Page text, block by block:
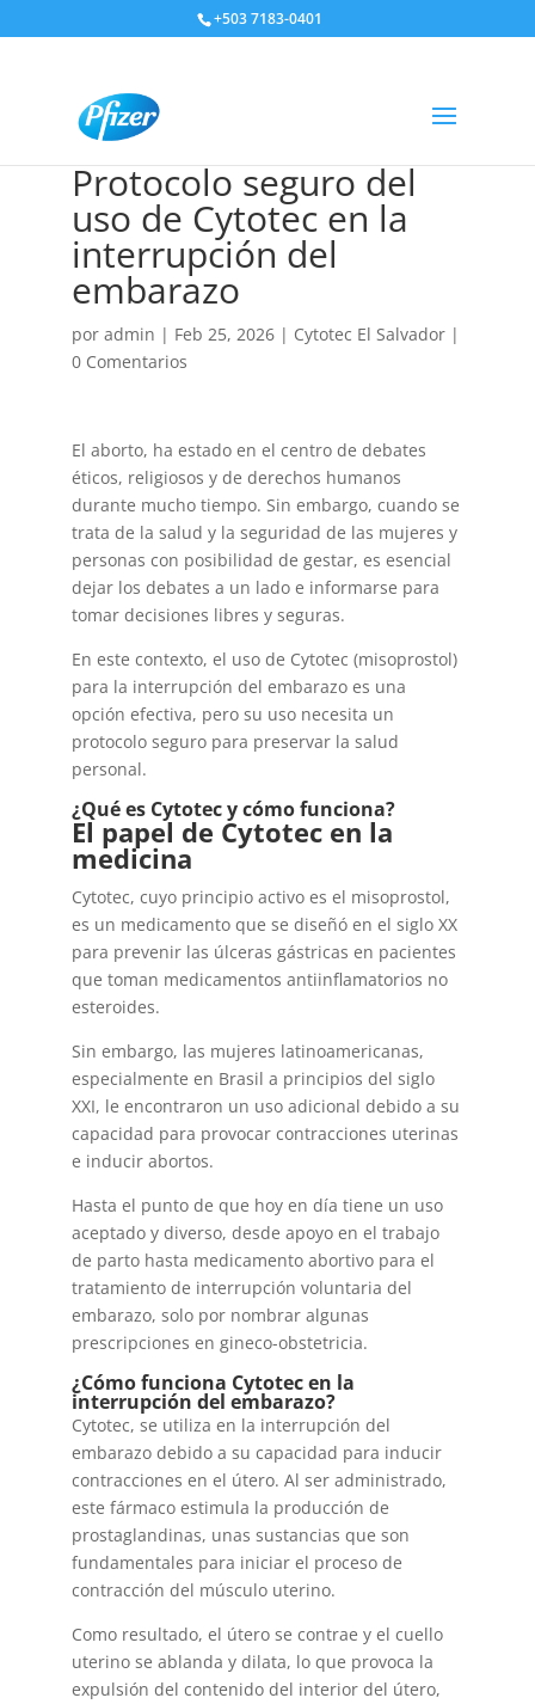
+503 7183-0401
Protocolo seguro del
uso de Cytotec en la
interrupción del
embarazo
por admin | Feb 25, 2026| Cytotec El Salvador|
0 Comentarios
El aborto, ha estado en el centro de debates
éticos, religiosos y de derechos humanos
durante mucho tiempo. Sin embargo, cuando se
trata de la salud y la seguridad de las mujeres y
personas con posibilidad de gestar, es esencial
dejar los debates a un lado e informarse para
tomar decisiones libres y seguras.
En este contexto, el uso de Cytotec (misoprostol)
para la interrupción del embarazo es una
opción efectiva, pero su uso necesita un
protocolo seguro para preservar la salud
personal.
¿Qué es Cytotec y cómo funciona?
El papel de Cytotec en la
medicina
Cytotec, cuyo principio activo es el misoprostol,
es un medicamento que se diseñó en el siglo XX
para prevenir las úlceras gástricas en pacientes
que toman medicamentos antiinflamatorios no
esteroides.
Sin embargo, las mujeres latinoamericanas,
especialmente en Brasil a principios del siglo
XXI, le encontraron un uso adicional debido a su
capacidad para provocar contracciones uterinas
e inducir abortos.
Hasta el punto de que hoy en día tiene un uso
aceptado y diverso, desde apoyo en el trabajo
de parto hasta medicamento abortivo para el
tratamiento de interrupción voluntaria del
embarazo, solo por nombrar algunas
prescripciones en gineco-obstetricia.
¿Cómo funciona Cytotec en la
interrupción del embarazo?
Cytotec, se utiliza en la interrupción del
embarazo debido a su capacidad para inducir
contracciones en el útero. Al ser administrado,
este fármaco estimula la producción de
prostaglandinas, unas sustancias que son
fundamentales para iniciar el proceso de
contracción del músculo uterino.
Como resultado, el útero se contrae y el cuello
uterino se ablanda y dilata, lo que provoca la
expulsión del contenido del interior del útero,